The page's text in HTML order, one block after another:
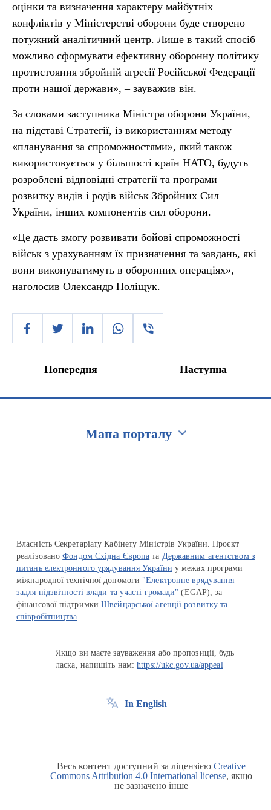
оцінки та визначення характеру майбутніх
конфліктів у Міністерстві оборони буде створено
потужний аналітичний центр. Лише в такий спосіб
можливо сформувати ефективну оборонну політику
протистояння збройній агресії Російської Федерації
проти нашої держави», – зауважив він.
За словами заступника Міністра оборони України,
на підставі Стратегії, із використанням методу
«планування за спроможностями», який також
використовується у більшості країн НАТО, будуть
розроблені відповідні стратегії та програми
розвитку видів і родів військ Збройних Сил
України, інших компонентів сил оборони.
«Це дасть змогу розвивати бойові спроможності
військ з урахуванням їх призначення та завдань, які
вони виконуватимуть в оборонних операціях», –
наголосив Олександр Поліщук.
Попередня Наступна
Мапа порталу
Власність Секретаріату Кабінету Міністрів України. Проєкт
реалізованоФондом Східна Європа та Державним агентством з
питань електронного урядування України у межах програми
міжнародної технічної допомоги "Електронне врядування
задля підзвітності влади та участі громади" (EGAP), за
фінансової підтримкиШвейцарської агенції розвитку та
співробітництва
Якщо ви маєте зауваження або пропозиції, будь
ласка, напишіть нам:https://ukc.gov.ua/appeal
In English
Весь контент доступний за ліцензією Creative
Commons Attribution 4.0 International license, якщо
не зазначено інше